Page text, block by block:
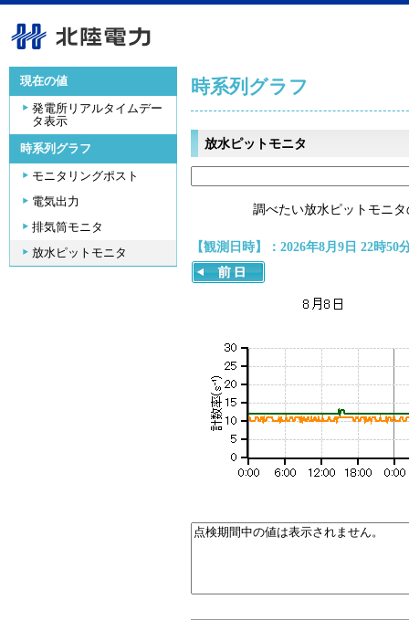
現在の値
発電所リアルタイムデー
タ表示
時系列グラフ
モニタリングポスト
電気出力
排気筒モニタ
放水ピットモニタ
時系列グラフ
放水ピットモニタ
調べたい放水ピットモニ
【観測日時】：2026年8月9日 22時50